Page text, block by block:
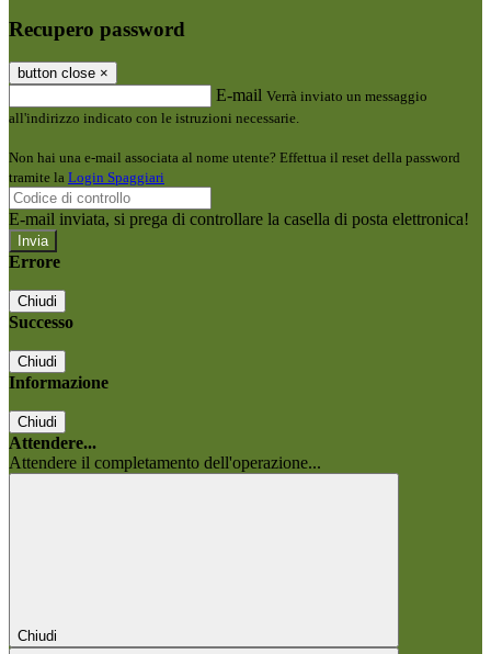
Recupero password
button close ×
E-mail Verrà inviato un messaggio
all'indirizzo indicato con le istruzioni necessarie.
Non hai una e-mail associata al nome utente? Effettua il reset della password
tramite la Login Spaggiari
E-mail inviata, si prega di controllare la casella di posta elettronica!
Errore
Chiudi
Successo
Chiudi
Informazione
Chiudi
Attendere...
Attendere il completamento dell'operazione...
Chiudi